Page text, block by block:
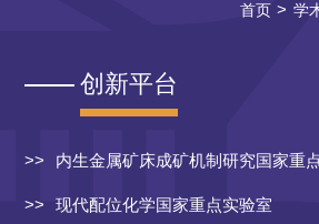
首页 学
创新平台
内生金属矿床成矿机制研究国家重
现代配位化学国家重点实验室